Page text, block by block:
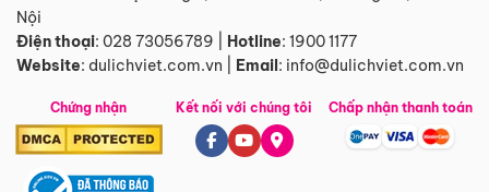
Nội
Điện thoại: 028 73056789 Hotline: 1900 1177
Website: dulichviet.com.vn Email: info@dulichviet.com.vn
Chứng nhận Kết nối với chúng tôi Chấp nhận thanh toán